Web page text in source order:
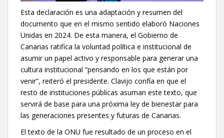
Esta declaración es una adaptación y resumen del
documento que en el mismo sentido elaboró Naciones
Unidas en 2024. De esta manera, el Gobierno de
Canarias ratifica la voluntad política e institucional de
asumir un papel activo y responsable para generar una
cultura institucional “pensando en los que están por
venir”, reiteró el presidente. Clavijo confía en que el
resto de instituciones públicas asuman este texto, que
servirá de base para una próxima ley de bienestar para
las generaciones presentes y futuras de Canarias.
El texto de la ONU fue resultado de un proceso en el